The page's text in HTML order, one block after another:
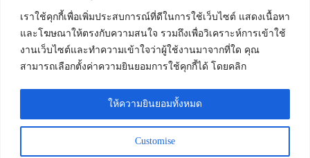
เราใช้คุกกี้เพื่อเพิ่มประสบการณ์ที่ดีในการใช้เว็บไซต์ แสดงเนื้อหา
และโฆษณาให้ตรงกับความสนใจ รวมถึงเพื่อวิเคราะห์การเข้าใช้
งานเว็บไซต์และทำความเข้าใจว่าผู้ใช้งานมาจากที่ใด คุณ
สามารถเลือกตั้งค่าความยินยอมการใช้คุกกี้ได้ โดยคลิก
Customise
ให้ความยินยอมทั้งหมด
ติดต่อเรา
บริษัท เน็ทฟิวชั่น คอมมิวนิเคชั่น จำกัด 420/94 ถนน
นัมเบอร์วัน-ราม 2 แขวงดอกไม้, เขตประเวศ
กรุงเทพมหานคร 10250
โทรศัพท์ :084-553-4055,086-309-5259,